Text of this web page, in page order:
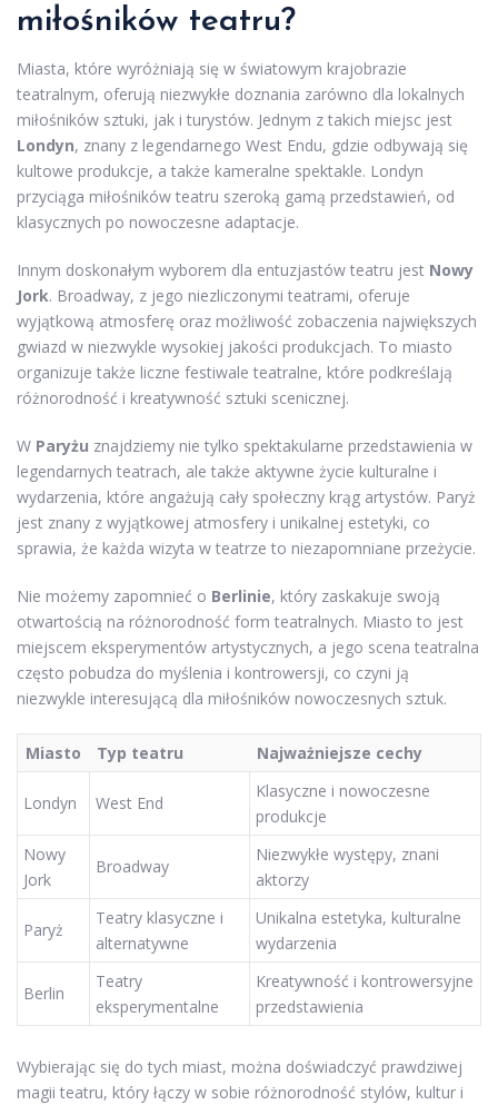
miłośników teatru?
Miasta, które wyróżniają się w światowym krajobrazie
teatralnym, oferują niezwykłe doznania zarówno dla lokalnych
miłośników sztuki, jak i turystów. Jednym z takich miejsc jest
Londyn, znany z legendarnego West Endu, gdzie odbywają się
kultowe produkcje, a także kameralne spektakle. Londyn
przyciąga miłośników teatru szeroką gamą przedstawień, od
klasycznych po nowoczesne adaptacje.
Innym doskonałym wyborem dla entuzjastów teatru jest Nowy
Jork. Broadway, z jego niezliczonymi teatrami, oferuje
wyjątkową atmosferę oraz możliwość zobaczenia największych
gwiazd w niezwykle wysokiej jakości produkcjach. To miasto
organizuje także liczne festiwale teatralne, które podkreślają
różnorodność i kreatywność sztuki scenicznej.
W Paryżu znajdziemy nie tylko spektakularne przedstawienia w
legendarnych teatrach, ale także aktywne życie kulturalne i
wydarzenia, które angażują cały społeczny krąg artystów. Paryż
jest znany z wyjątkowej atmosfery i unikalnej estetyki, co
sprawia, że każda wizyta w teatrze to niezapomniane przeżycie.
Nie możemy zapomnieć o Berlinie, który zaskakuje swoją
otwartością na różnorodność form teatralnych. Miasto to jest
miejscem eksperymentów artystycznych, a jego scena teatralna
często pobudza do myślenia i kontrowersji, co czyni ją
niezwykle interesującą dla miłośników nowoczesnych sztuk.
Miasto Typ teatru Najważniejsze cechy
Londyn West End
Klasyczne i nowoczesne
produkcje
Nowy
Jork
Broadway
Niezwykłe występy, znani
aktorzy
Paryż
Teatry klasyczne i
alternatywne
Unikalna estetyka, kulturalne
wydarzenia
Berlin
Teatry
eksperymentalne
Kreatywność i kontrowersyjne
przedstawienia
Wybierając się do tych miast, można doświadczyć prawdziwej
magii teatru, który łączy w sobie różnorodność stylów, kultur i